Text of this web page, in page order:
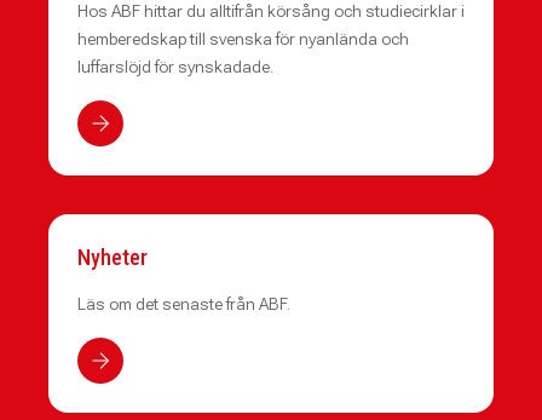
Hos ABF hittar du alltifrån körsång och studiecirklar i
hemberedskap till svenska för nyanlända och
luffarslöjd för synskadade.
Nyheter
Läs om det senaste från ABF.